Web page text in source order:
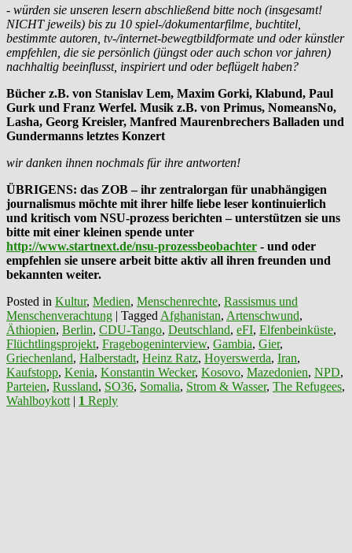
- würden sie unseren lesern abschließend bitte noch (insgesamt!
NICHT jeweils) bis zu 10 spiel-/dokumentarfilme, buchtitel,
bestimmte autoren, tv-/internet-bewegtbildformate und oder künstler
empfehlen, die sie persönlich (jüngst oder auch schon vor jahren)
nachhaltig beeinflusst, inspiriert und oder beflügelt haben?
Bücher z.B. von Stanislav Lem, Maxim Gorki, Klabund, Paul
Gurk und Franz Werfel. Musik z.B. von Primus, NomeansNo,
Lasha, Georg Kreisler, Manfred Maurenbrechers Balladen und
Gundermanns letztes Konzert
wir danken ihnen nochmals für ihre antworten!
ÜBRIGENS: das ZOB – ihr zentralorgan für unabhängigen
journalismus möchte mit ihrer hilfe liebe leser kontinuierlich
und kritisch vom NSU-prozess berichten – unterstützen sie uns
bitte mit einer kleinen spende unter
http://www.startnext.de/nsu-prozessbeobachter - und oder
empfehlen sie unsere arbeit bitte aktiv all ihren freunden und
bekannten weiter.
Posted in Kultur, Medien, Menschenrechte, Rassismus und
Menschenverachtung | Tagged Afghanistan, Artenschwund,
Äthiopien, Berlin, CDU-Tango, Deutschland, eFI, Elfenbeinküste,
Flüchtlingsprojekt, Fragebogeninterview, Gambia, Gier,
Griechenland, Halberstadt, Heinz Ratz, Hoyerswerda, Iran,
Kaufstopp, Kenia, Konstantin Wecker, Kosovo, Mazedonien, NPD,
Parteien, Russland, SO36, Somalia, Strom & Wasser, The Refugees,
Wahlboykott | 1 Reply